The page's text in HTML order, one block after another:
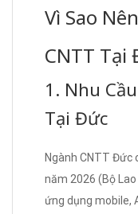
Vì Sao
CNTT Tại
1. Nhu
Tại Đức
Ngành CNTT Đức
năm 2026 (Bộ
ứng dụng mobile,